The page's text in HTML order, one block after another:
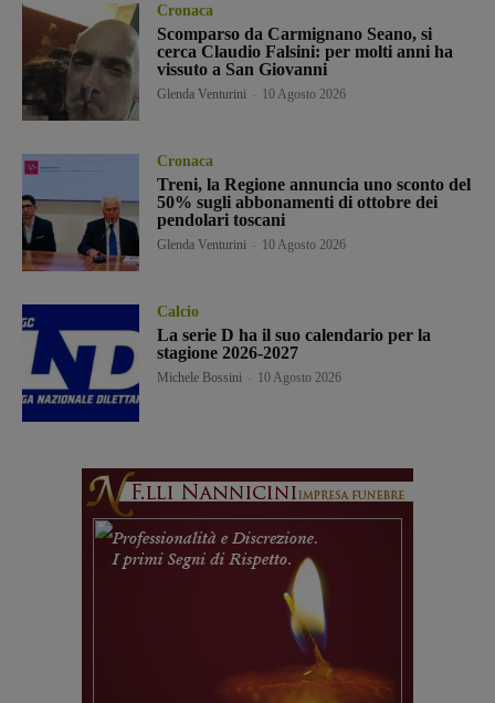
Cronaca
Scomparso da Carmignano Seano, si
cerca Claudio Falsini: per molti anni ha
vissuto a San Giovanni
Glenda Venturini 10 Agosto 2026
Cronaca
Treni, la Regione annuncia uno sconto del
50% sugli abbonamenti di ottobre dei
pendolari toscani
Glenda Venturini 10 Agosto 2026
Calcio
La serie D ha il suo calendario per la
stagione 2026-2027
Michele Bossini 10 Agosto 2026